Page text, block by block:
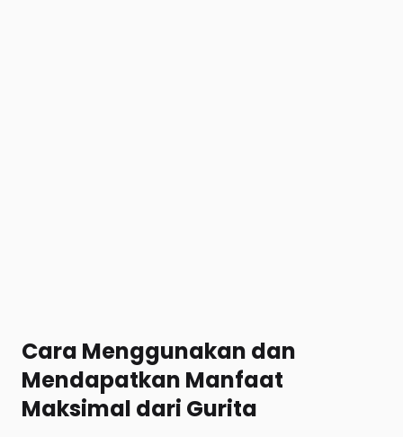
Cara Menggunakan dan
Mendapatkan Manfaat
Maksimal dari Gurita